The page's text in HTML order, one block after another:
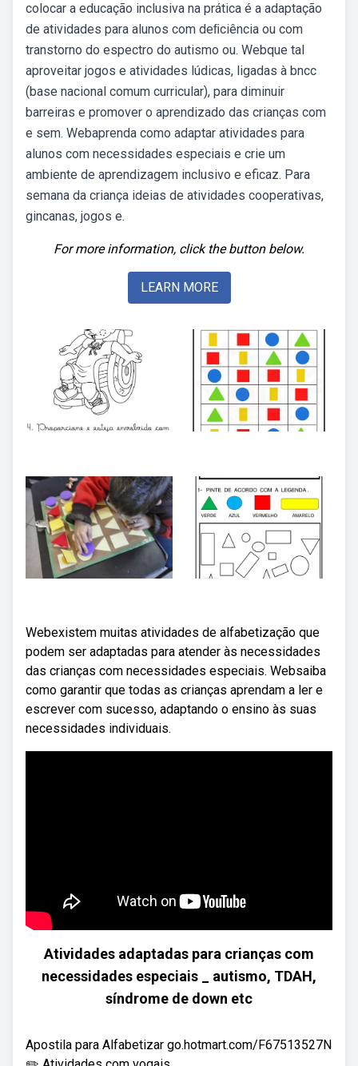
colocar a educação inclusiva na prática é a adaptação
de atividades para alunos com deﬁciência ou com
transtorno do espectro do autismo ou. Webque tal
aproveitar jogos e atividades lúdicas, ligadas à bncc
(base nacional comum curricular), para diminuir
barreiras e promover o aprendizado das crianças com
e sem. Webaprenda como adaptar atividades para
alunos com necessidades especiais e crie um
ambiente de aprendizagem inclusivo e eficaz. Para
semana da criança ideias de atividades cooperativas,
gincanas, jogos e.
For more information, click the button below.
LEARN MORE
Webexistem muitas atividades de alfabetização que
podem ser adaptadas para atender às necessidades
das crianças com necessidades especiais. Websaiba
como garantir que todas as crianças aprendam a ler e
escrever com sucesso, adaptando o ensino às suas
necessidades individuais.
Atividades adaptadas para crianças com
necessidades especiais _ autismo, TDAH,
síndrome de down etc
Apostila para Alfabetizar go.hotmart.com/F67513527N